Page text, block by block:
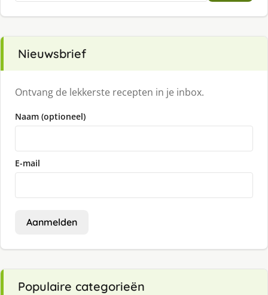
Nieuwsbrief
Ontvang de lekkerste recepten in je inbox.
Naam (optioneel)
E-mail
Aanmelden
Populaire categorieën